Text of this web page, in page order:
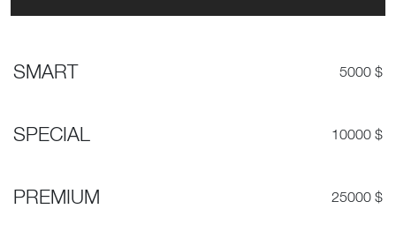
SMART 5000 $
SPECIAL 10000 $
PREMIUM 25000 $